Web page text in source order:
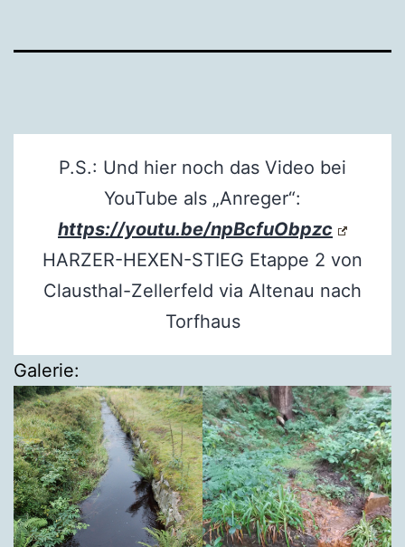
P.S.: Und hier noch das Video bei
YouTube als „Anreger“:
https://youtu.be/npBcfuObpzc
HARZER-HEXEN-STIEG Etappe 2 von
Clausthal-Zellerfeld via Altenau nach
Torfhaus
Galerie: